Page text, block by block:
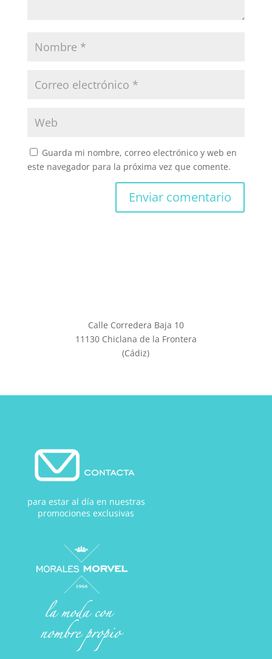
Guarda mi nombre, correo electrónico y web en
este navegador para la próxima vez que comente.
Calle Corredera Baja 10
11130 Chiclana de la Frontera
(Cádiz)
para estar al día en nuestras
promociones exclusivas